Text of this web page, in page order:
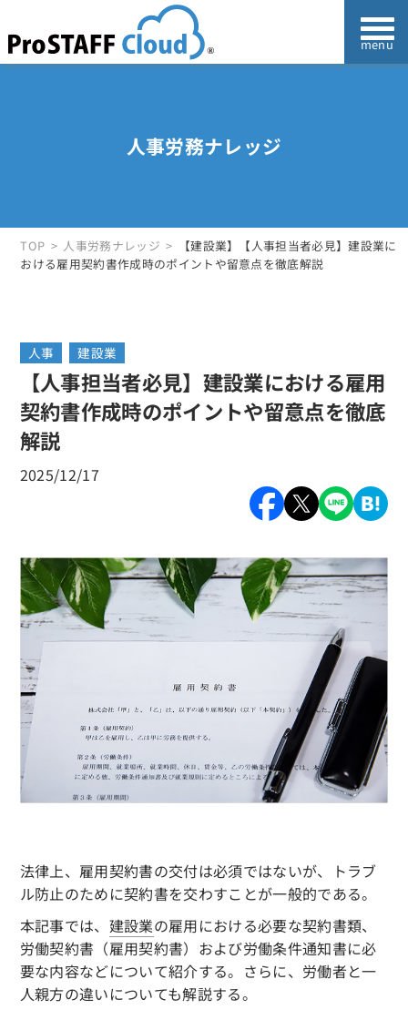
人事労務ナレッジ
TOP 人事労務ナレッジ
【建設業】【人事担当者必見】建設業に
おける雇用契約書作成時のポイントや留意点を徹底解説
人事 建設業
【人事担当者必見】建設業における雇用
契約書作成時のポイントや留意点を徹底
解説
2025/12/17
法律上、雇用契約書の交付は必須ではないが、トラブ
ル防止のために契約書を交わすことが一般的である。
本記事では、 建設業の雇用における必要な契約書類、
労働契約書（雇用契約書）および労働条件通知書に必
要な内容などについて紹介する。さらに、労働者と一
人親方の違いについても解説する。